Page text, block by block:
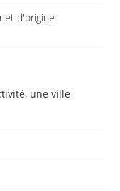
d'origine
une ville